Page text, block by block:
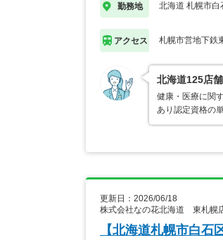
勤務地 北海道 札幌市白
アクセス 札幌市営地下鉄
北海道125店
健康・医療に関
あり認定資格の
更新日：2026/06/18
株式会社なの花北海道 東札幌
【北海道札幌市白